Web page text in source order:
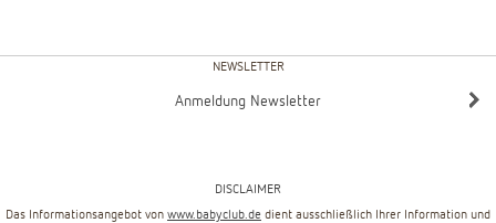
NEWSLETTER
Anmeldung Newsletter
DISCLAIMER
Das Informationsangebot von www.babyclub.de dient ausschließlich Ihrer Information und